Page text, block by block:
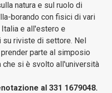
natura e sul ruolo di
borando con fisici di vari
e all'estero e
riviste di settore. Nel
parte al simposio
che si è svolto all'università
al 331 1679048.